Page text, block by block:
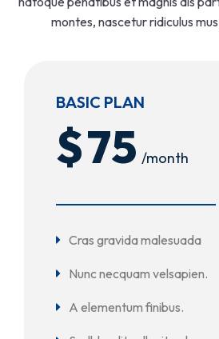
montes, nascetur ridiculus
BASIC PLAN
$75 /month
Cras gravida malesuada
Nunc necquam velsapien.
A elementum finibus.